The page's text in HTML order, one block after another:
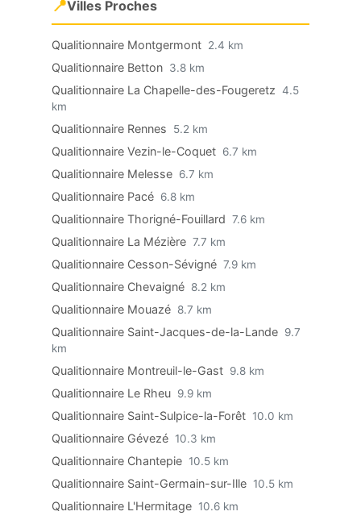
📍Villes Proches
Qualitionnaire Montgermont 2.4 km
Qualitionnaire Betton 3.8 km
Qualitionnaire La Chapelle-des-Fougeretz 4.5
km
Qualitionnaire Rennes 5.2 km
Qualitionnaire Vezin-le-Coquet 6.7 km
Qualitionnaire Melesse 6.7 km
Qualitionnaire Pacé 6.8 km
Qualitionnaire Thorigné-Fouillard 7.6 km
Qualitionnaire La Mézière 7.7 km
Qualitionnaire Cesson-Sévigné 7.9 km
Qualitionnaire Chevaigné 8.2 km
Qualitionnaire Mouazé 8.7 km
Qualitionnaire Saint-Jacques-de-la-Lande 9.7
km
Qualitionnaire Montreuil-le-Gast 9.8 km
Qualitionnaire Le Rheu 9.9 km
Qualitionnaire Saint-Sulpice-la-Forêt 10.0 km
Qualitionnaire Gévezé 10.3 km
Qualitionnaire Chantepie 10.5 km
Qualitionnaire Saint-Germain-sur-Ille 10.5 km
Qualitionnaire L'Hermitage 10.6 km